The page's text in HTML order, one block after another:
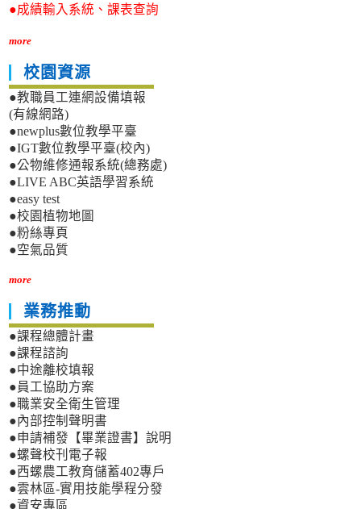
●成績輸入系統、課表查詢
more
校園資源
●教職員工連網設備填報
(有線網路)
●newplus數位教學平臺
●IGT數位教學平臺(校內)
●公物維修通報系統(總務處)
●LIVE ABC英語學習系統
●easy test
●校園植物地圖
●粉絲專頁
●空氣品質
more
業務推動
●課程總體計畫
●課程諮詢
●中途離校填報
●員工協助方案
●職業安全衛生管理
●內部控制聲明書
●申請補發【畢業證書】說明
●螺聲校刊電子報
●西螺農工教育儲蓄402專戶
●雲林區-實用技能學程分發
●資安專區